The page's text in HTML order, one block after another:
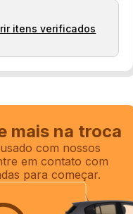
itens verificados
mais na troca
com nossos
em contato com
para começar.